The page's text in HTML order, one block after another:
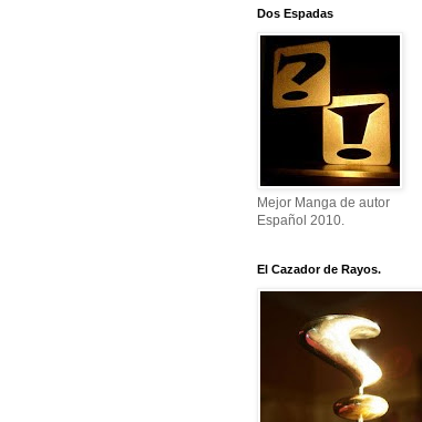
Dos Espadas
Mejor Manga de autor
Español 2010.
El Cazador de Rayos.